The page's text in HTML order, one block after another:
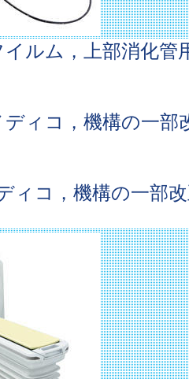
イルム，上部消化管
ディコ，機構の一部
ィコ，機構の一部